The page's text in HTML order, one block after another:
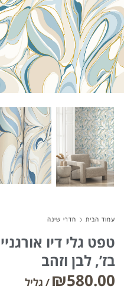
service, Envato
like you get
done faster.
About Envato
Careers
Privacy Policy
Sitemap
Blog
Forums
Meetups
עמוד הבית חדרי שינה
טפט גלי דיו
בז’, לבן וזהב
₪580.00